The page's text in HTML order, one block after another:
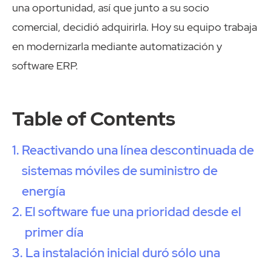
una oportunidad, así que junto a su socio
comercial, decidió adquirirla. Hoy su equipo trabaja
en modernizarla mediante automatización y
software ERP.
Table of Contents
Reactivando una línea descontinuada de
sistemas móviles de suministro de
energía
El software fue una prioridad desde el
primer día
La instalación inicial duró sólo una